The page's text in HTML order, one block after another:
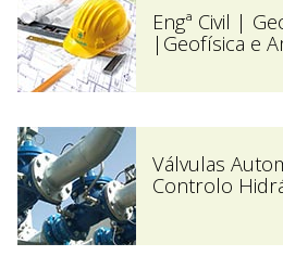
Engª Civil |
|Geofísica e
Válvulas
Controlo